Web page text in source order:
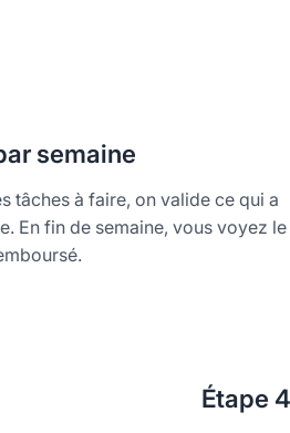
semaine
tâches à faire, on valide ce qui a
En fin de semaine, vous voyez le
Étape